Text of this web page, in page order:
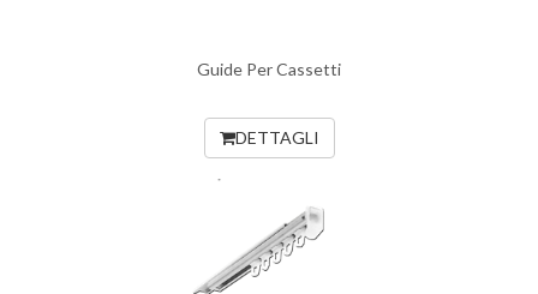
Guide Per Cassetti
DETTAGLI